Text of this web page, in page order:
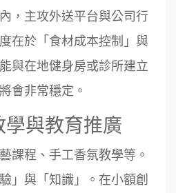
，主攻外送平台與公司行
在於「食材成本控制」與
與在地健身房或診所建立
會非常穩定。
與教育推廣
課程、手工香氛教學等。
」與「知識」。在小額創